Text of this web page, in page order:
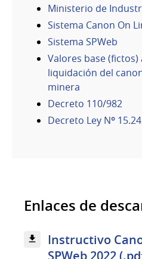
Ministerio de
Sistema Canon On
Sistema SPWeb
Valores base
liquidación del
minera
Decreto 110/982
Decreto Ley Nº
Enlaces de
Instructivo